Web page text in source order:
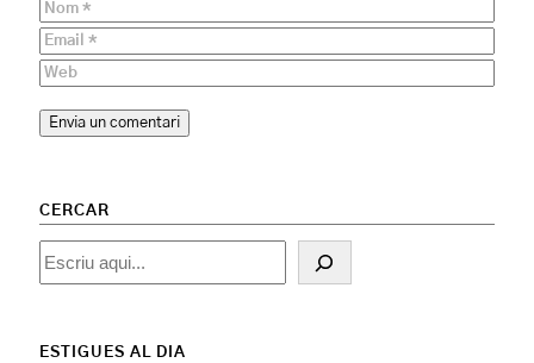
CERCAR
Cercar
ESTIGUES AL DIA